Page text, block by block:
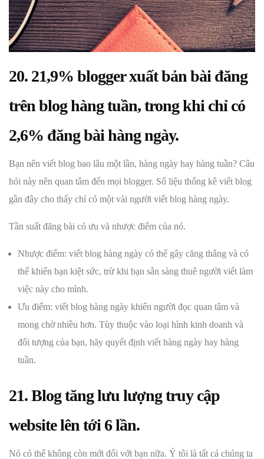
20. 21,9% blogger xuất bản bài đăng
trên blog hàng tuần, trong khi chỉ có
2,6% đăng bài hàng ngày.
Bạn nên viết blog bao lâu một lần, hàng ngày hay hàng tuần? Câu
hỏi này nên quan tâm đến mọi blogger. Số liệu thống kê viết blog
gần đây cho thấy chỉ có một vài người viết blog hàng ngày.
Tần suất đăng bài có ưu và nhược điểm của nó.
Nhược điểm: viết blog hàng ngày có thể gây căng thẳng và có
thể khiến bạn kiệt sức, trừ khi bạn sẵn sàng thuê người viết làm
việc này cho mình.
Ưu điểm: viết blog hàng ngày khiến người đọc quan tâm và
mong chờ nhiều hơn. Tùy thuộc vào loại hình kinh doanh và
đối tượng của bạn, hãy quyết định viết hàng ngày hay hàng
tuần.
21. Blog tăng lưu lượng truy cập
website lên tới 6 lần.
Nó có thể không còn mới đối với bạn nữa. Ý tôi là tất cả chúng ta